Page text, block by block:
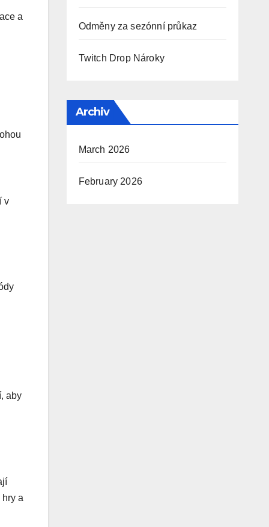
a
v
aby
a
Odměny za sezónní průkaz
Twitch Drop Nároky
Archiv
March 2026
February 2026